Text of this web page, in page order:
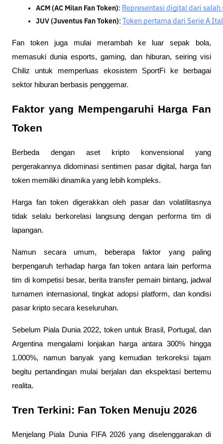
ACM (AC Milan Fan Token): Representasi digital dari salah
JUV (Juventus Fan Token): Token pertama dari Serie A
Fan token juga mulai merambah ke luar sepak bola,
memasuki dunia esports, gaming, dan hiburan, seiring visi
Chiliz untuk memperluas ekosistem SportFi ke berbagai
sektor hiburan berbasis penggemar.
Faktor yang Mempengaruhi Harga Fan
Token
Berbeda dengan aset kripto konvensional yang
pergerakannya didominasi sentimen pasar digital, harga fan
token memiliki dinamika yang lebih kompleks.
Harga fan token digerakkan oleh pasar dan volatilitasnya
tidak selalu berkorelasi langsung dengan performa tim di
lapangan.
Namun secara umum, beberapa faktor yang paling
berpengaruh terhadap harga fan token antara lain performa
tim di kompetisi besar, berita transfer pemain bintang, jadwal
turnamen internasional, tingkat adopsi platform, dan kondisi
pasar kripto secara keseluruhan.
Sebelum Piala Dunia 2022, token untuk Brasil, Portugal, dan
Argentina mengalami lonjakan harga antara 300% hingga
1.000%, namun banyak yang kemudian terkoreksi tajam
begitu pertandingan mulai berjalan dan ekspektasi bertemu
realita.
Tren Terkini: Fan Token Menuju 2026
Menjelang Piala Dunia FIFA 2026 yang diselenggarakan di